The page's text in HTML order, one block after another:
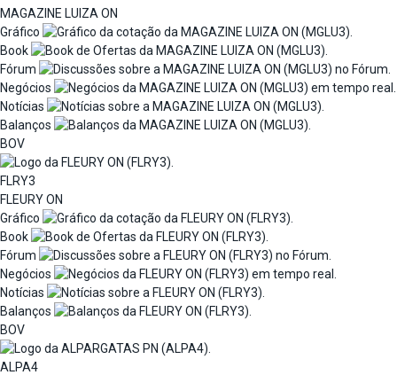
MAGAZINE LUIZA ON
Gráfico
Book
Fórum
Negócios
Notícias
Balanços
BOV
FLRY3
FLEURY ON
Gráfico
Book
Fórum
Negócios
Notícias
Balanços
BOV
ALPA4